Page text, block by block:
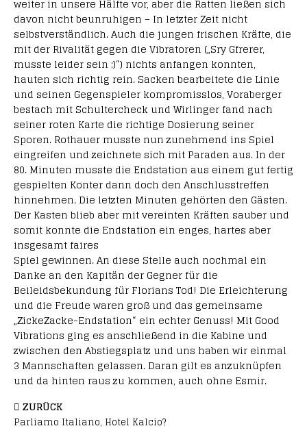
weiter in unsere Hälfte vor, aber die Ratten ließen sich
davon nicht beunruhigen – In letzter Zeit nicht
selbstverständlich. Auch die jungen frischen Kräfte, die
mit der Rivalität gegen die Vibratoren („Sry Gfrerer,
musste leider sein ;)“) nichts anfangen konnten,
hauten sich richtig rein. Sacken bearbeitete die Linie
und seinen Gegenspieler kompromisslos, Voraberger
bestach mit Schultercheck und Wirlinger fand nach
seiner roten Karte die richtige Dosierung seiner
Sporen. Rothauer musste nun zunehmend ins Spiel
eingreifen und zeichnete sich mit Paraden aus. In der
80. Minuten musste die Endstation aus einem gut fertig
gespielten Konter dann doch den Anschlusstreffen
hinnehmen. Die letzten Minuten gehörten den Gästen.
Der Kasten blieb aber mit vereinten Kräften sauber und
somit konnte die Endstation ein enges, hartes aber
insgesamt faires
Spiel gewinnen. An diese Stelle auch nochmal ein
Danke an den Kapitän der Gegner für die
Beileidsbekundung für Florians Tod! Die Erleichterung
und die Freude waren groß und das gemeinsame
„ZickeZacke-Endstation“ ein echter Genuss! Mit Good
Vibrations ging es anschließend in die Kabine und
zwischen den Abstiegsplatz und uns haben wir einmal
3 Mannschaften gelassen. Daran gilt es anzuknüpfen
und da hinten raus zu kommen, auch ohne Esmir.
ZURÜCK
Parliamo Italiano, Hotel Kalcio?